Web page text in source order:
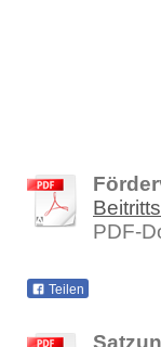
PDF-
Teilen